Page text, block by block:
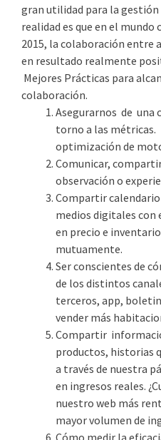
gran utilidad para la gestión
realidad es que en el
2015, la colaboración entre
en resultado realmente
Mejores Prácticas para
colaboración.
Asegurarnos de una
torno a las métricas.
optimización de
Comunicar,
observación o
Compartir calendario
medios digitales con
en precio e
mutuamente.
Ser conscientes de
de los distintos
terceros, app,
vender más
Compartir
productos, historias
a través de nuestra
en ingresos reales.
nuestro web más
mayor volumen de
Cómo medir la